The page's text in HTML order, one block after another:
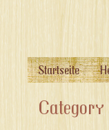
Startseite